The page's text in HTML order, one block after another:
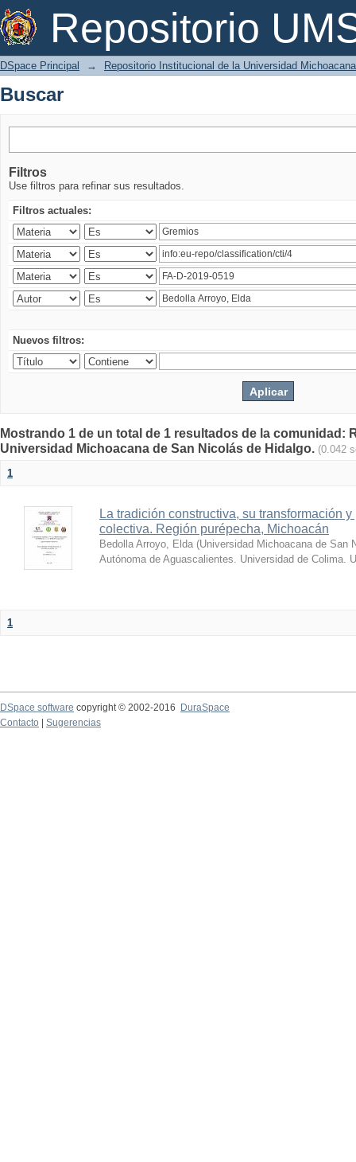
Repositorio
Buscar
DSpace Principal → Repositorio Institucional de la Universidad
Buscar
Filtros
Use filtros para refinar sus resultados.
Filtros actuales:
Nuevos filtros:
Mostrando 1 de un total de 1 resultados de la comunidad:
Universidad Michoacana de San Nicolás de Hidalgo. (0.042
1
La tradición constructiva, su transformación
colectiva. Región purépecha, Michoacán
Bedolla Arroyo, Elda (Universidad Michoacana de San
Autónoma de Aguascalientes. Universidad de Colima.
1
DSpace software copyright © 2002-2016
DuraSpace
Contacto
Sugerencias